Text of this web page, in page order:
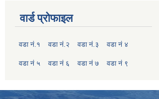
वार्ड प्रोफाइल
वडा नं.१ वडा नं.२ वडा नं.३ वडा नं ४
वडा नं ५ वडा नं ६ वडा नं ७ वडा नं ९